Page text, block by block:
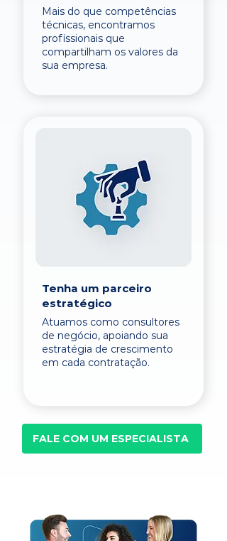
Mais do que competências
técnicas, encontramos
profissionais que
compartilham os valores da
sua empresa.
Tenha um parceiro
estratégico
Atuamos como consultores
de negócio, apoiando sua
estratégia de crescimento
em cada contratação.
FALE COM UM ESPECIALISTA